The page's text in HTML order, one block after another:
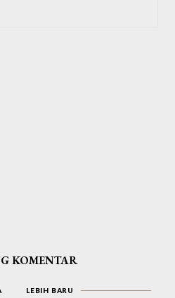
KOMENTAR
LEBIH BARU